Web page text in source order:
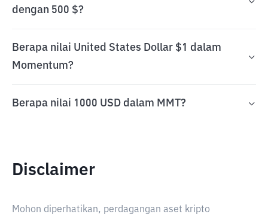
dengan 500 $?
Berapa nilai United States Dollar $1 dalam
Momentum?
Berapa nilai 1000 USD dalam MMT?
Disclaimer
Mohon diperhatikan, perdagangan aset kripto